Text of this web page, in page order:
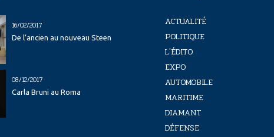
16/02/2017
De l’ancien au nouveau Steen
08/12/2017
Carla Bruni au Roma
ACTUALITÉ
POLITIQUE
L'ÉDITO
EXPO
AUTOMOBILE
MARITIME
DIAMANT
DÉFENSE